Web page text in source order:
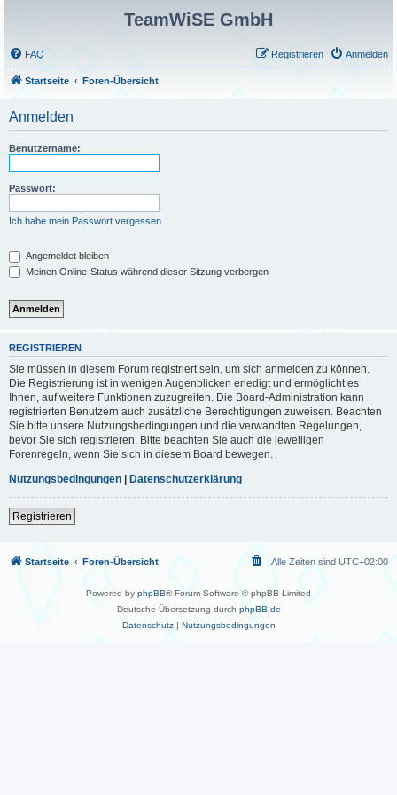
TeamWiSE GmbH
FAQ Anmelden
Registrieren
Startseite Foren-Übersicht
Anmelden
Benutzername:
Passwort:
Ich habe mein Passwort vergessen
Angemeldet bleiben
Meinen Online-Status während dieser Sitzung verbergen
REGISTRIEREN
Sie müssen in diesem Forum registriert sein, um sich anmelden zu können.
Die Registrierung ist in wenigen Augenblicken erledigt und ermöglicht es
Ihnen, auf weitere Funktionen zuzugreifen. Die Board-Administration kann
registrierten Benutzern auch zusätzliche Berechtigungen zuweisen. Beachten
Sie bitte unsere Nutzungsbedingungen und die verwandten Regelungen,
bevor Sie sich registrieren. Bitte beachten Sie auch die jeweiligen
Forenregeln, wenn Sie sich in diesem Board bewegen.
Nutzungsbedingungen | Datenschutzerklärung
Registrieren
Startseite Foren-Übersicht Alle Zeiten sind UTC+02:00
Powered by phpBB® Forum Software © phpBB Limited
Deutsche Übersetzung durch phpBB.de
Datenschutz| Nutzungsbedingungen